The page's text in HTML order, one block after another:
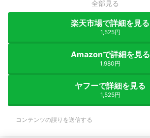
全部見る
楽天市場で詳細を見る
1,525円
Amazonで詳細を見る
1,980円
ヤフーで詳細を見る
1,525円
コンテンツの誤りを送信する